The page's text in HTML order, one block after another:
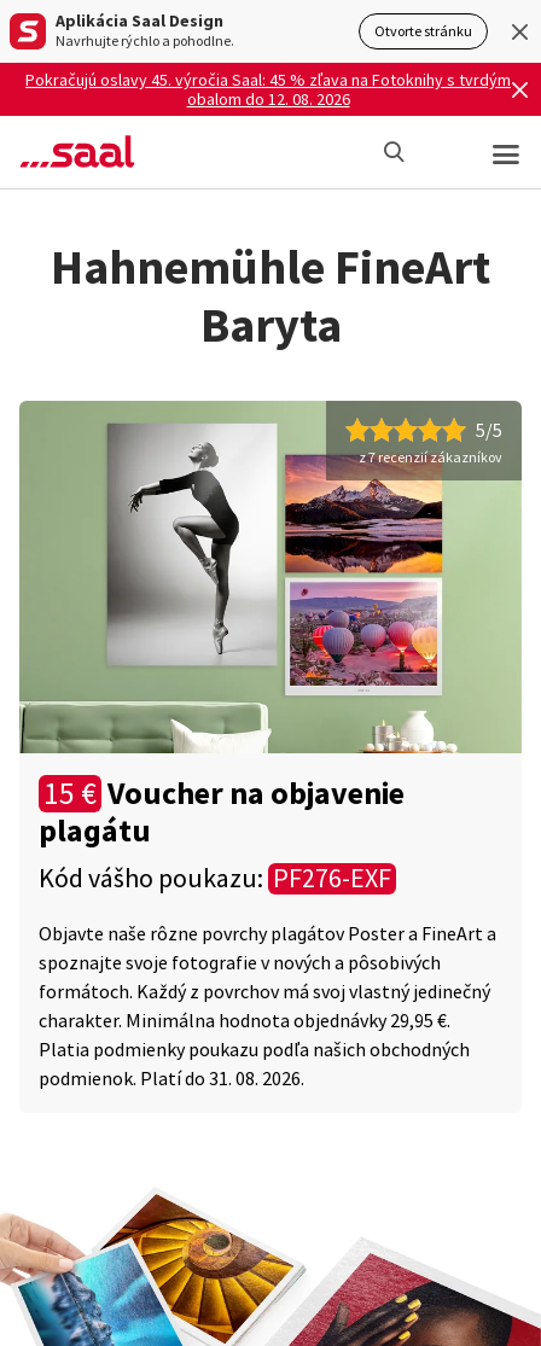
Aplikácia Saal Design
Navrhujte rýchlo a pohodlne. Otvorte stránku
Pokračujú oslavy 45. výročia Saal: 45 % zľava na Fotoknihy s tvrdým
obalom do 12. 08. 2026
Hahnemühle FineArt
Baryta
5/5
z 7 recenzií zákazníkov
15 € Voucher na objavenie
plagátu
Kód vášho poukazu: PF276-EXF
Objavte naše rôzne povrchy plagátov Poster a FineArt a
spoznajte svoje fotografie v nových a pôsobivých
formátoch. Každý z povrchov má svoj vlastný jedinečný
charakter. Minimálna hodnota objednávky 29,95 €.
Platia podmienky poukazu podľa našich obchodných
podmienok. Platí do 31. 08. 2026.